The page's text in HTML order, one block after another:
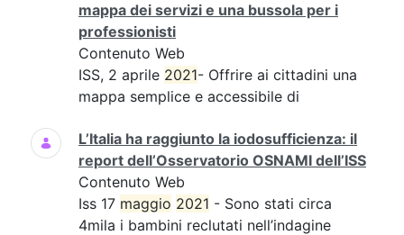
mappa dei servizi e una bussola per i
professionisti
Contenuto Web
ISS, 2 aprile 2021- Offrire ai cittadini una
mappa semplice e accessibile di
L’Italia ha raggiunto la iodosufficienza: il
report dell’Osservatorio OSNAMI dell’ISS
Contenuto Web
Iss 17 maggio 2021 - Sono stati circa
4mila i bambini reclutati nell’indagine